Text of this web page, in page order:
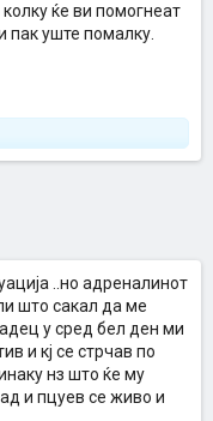
ќе ви помогнеат
пак уште помалку.
..но адреналинот
што сакал да ме
у сред бел ден ми
и кј се стрчав по
нз што ќе му
и пцуев се живо и